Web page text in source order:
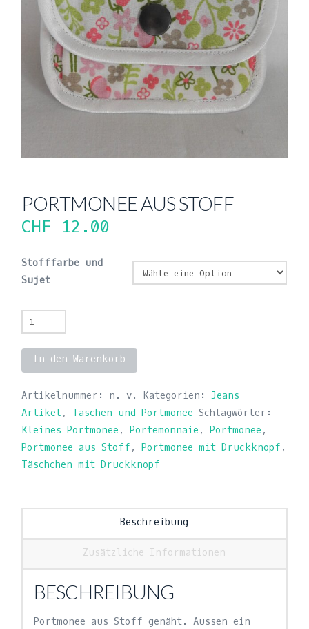
PORTMONEE AUS STOFF
CHF 12.00
Stofffarbe und
Sujet
Portmonee
aus
Stoff
Menge
In den Warenkorb
Artikelnummer: n. v. Kategorien:Jeans-
Artikel , Taschen und Portmonee Schlagwörter:
Kleines Portmonee ,Portemonnaie ,Portmonee ,
Portmonee aus Stoff ,Portmonee mit Druckknopf ,
Täschchen mit Druckknopf
Beschreibung
Zusätzliche Informationen
BESCHREIBUNG
Portmonee aus Stoff genäht. Aussen ein